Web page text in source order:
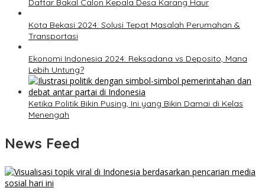
Daftar Bakal Calon Kepala Desa Karang Haur
Kota Bekasi 2024: Solusi Tepat Masalah Perumahan &
Transportasi
Ekonomi Indonesia 2024: Reksadana vs Deposito, Mana
Lebih Untung?
Ketika Politik Bikin Pusing, Ini yang Bikin Damai di Kelas
Menengah
News Feed